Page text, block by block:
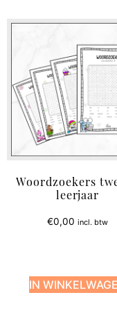
Woordzoekers
leerjaar
€0,00 incl. btw
IN